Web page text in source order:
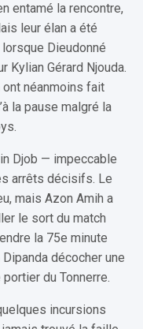
entamé la rencontre,
leur élan a été
Dieudonné
Kylian Gérard Njouda.
néanmoins fait
la pause malgré la
Djob — impeccable
arrêts décisifs. Le
mais Azon Amih a
le sort du match
la 75e minute
décocher une
du Tonnerre.
incursions